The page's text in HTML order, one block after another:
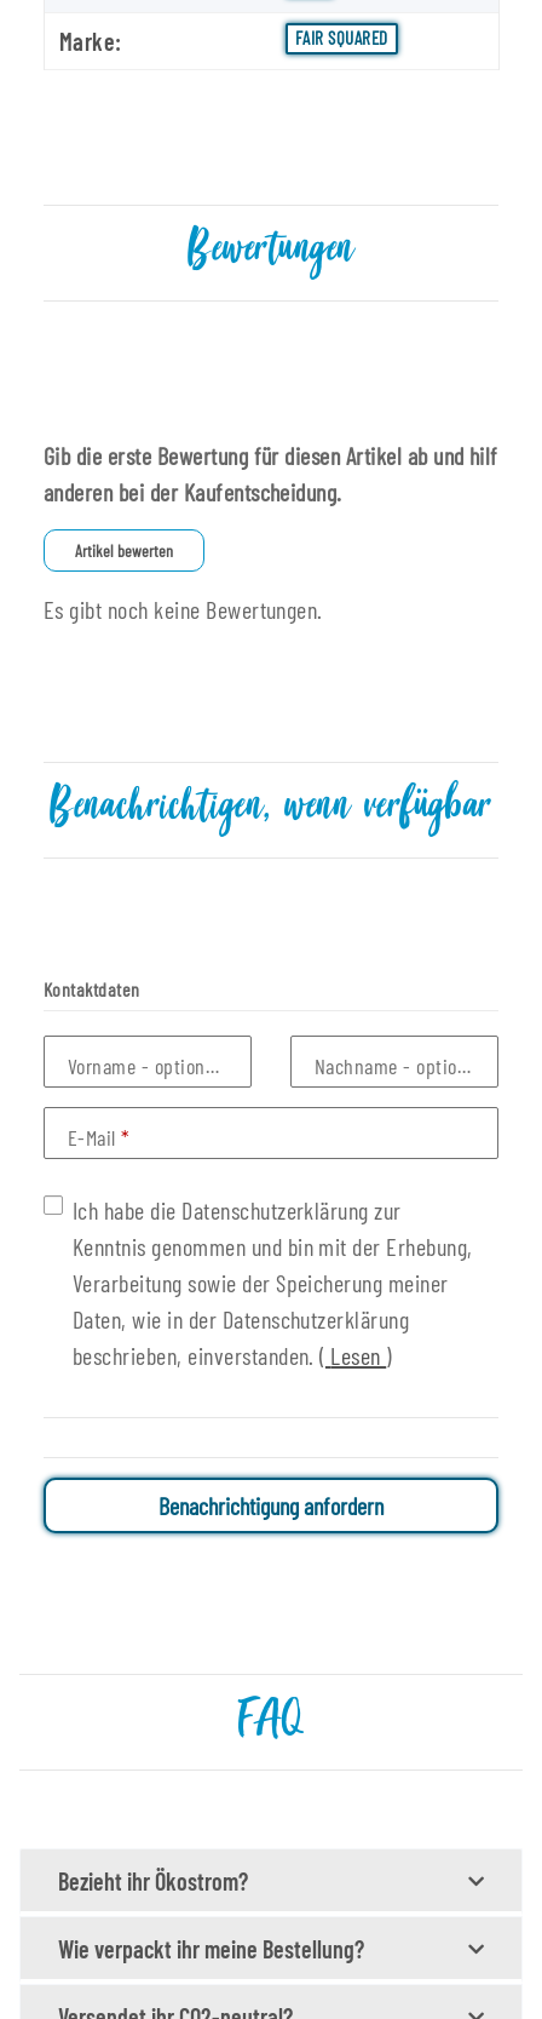
Marke: FAIR SQUARED
Bewertungen
Gib die erste Bewertung für diesen Artikel ab und hilf
anderen bei der Kaufentscheidung.
Artikel bewerten
Es gibt noch keine Bewertungen.
Benachrichtigen, wenn verfügbar
Kontaktdaten
Vorname - optionale Angabe Nachname - optionale
E-Mail
Ich habe die Datenschutzerklärung zur
Kenntnis genommen und bin mit der Erhebung,
Verarbeitung sowie der Speicherung meiner
Daten, wie in der Datenschutzerklärung
beschrieben, einverstanden.( Lesen )
Benachrichtigung anfordern
FAQ
Bezieht ihr Ökostrom?
Wie verpackt ihr meine Bestellung?